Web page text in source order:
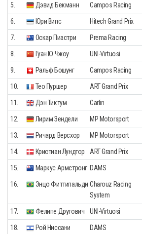
5. Дэвид Бекманн Campos Racing
6. Юри Випс Hitech Grand Prix
7. Оскар Пиастри Prema Racing
8. Гуан Ю Чжоу UNI-Virtuosi
9. Ральф Бошунг Campos Racing
10. Тео Пуршер ART Grand Prix
11. Дэн Тиктум Carlin
12. Лирим Зендели MP Motorsport
13. Ричард Версхор MP Motorsport
14. Кристиан Лундгор ART Grand Prix
15. Маркус Армстронг DAMS
16. Энцо Фиттипальди Charouz Racing
System
17. Фелипе Другович UNI-Virtuosi
18. Рой Ниссани DAMS